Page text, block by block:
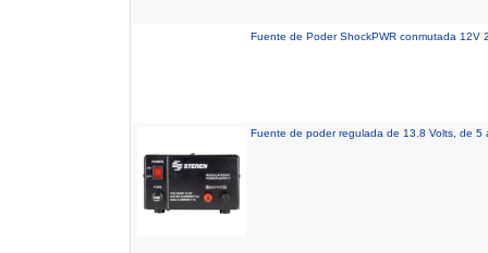
Fuente de Poder ShockPWR conmutada 12V
Fuente de poder regulada de 13.8 Volts, de 5